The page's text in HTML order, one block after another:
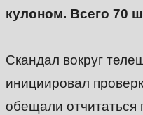
кулоном. Всего 70
Скандал вокруг
инициировал
обещали